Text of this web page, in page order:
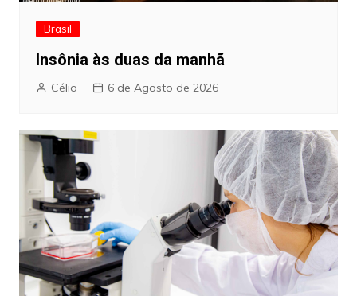
Brasil
Insônia às duas da manhã
Célio 6 de Agosto de 2026